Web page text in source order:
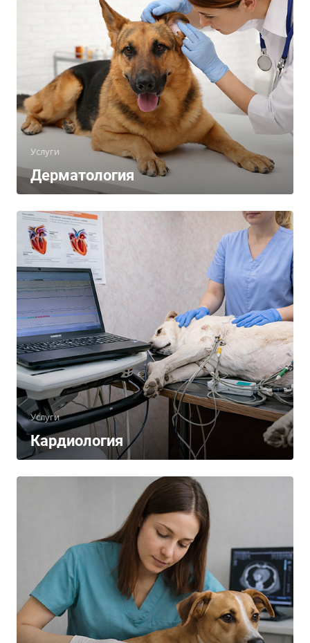
Услуги
Дерматология
Услуги
Кардиология